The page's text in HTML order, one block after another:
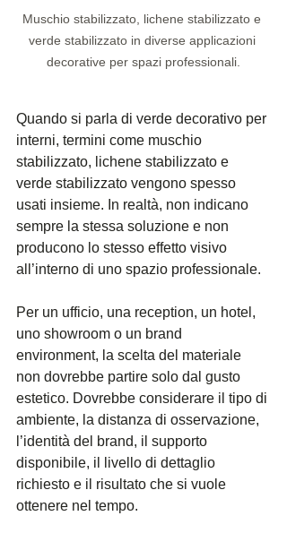
Muschio stabilizzato, lichene stabilizzato e
verde stabilizzato in diverse applicazioni
decorative per spazi professionali.
Quando si parla di verde decorativo per
interni, termini come muschio
stabilizzato, lichene stabilizzato e
verde stabilizzato vengono spesso
usati insieme. In realtà, non indicano
sempre la stessa soluzione e non
producono lo stesso effetto visivo
all’interno di uno spazio professionale.
Per un ufficio, una reception, un hotel,
uno showroom o un brand
environment, la scelta del materiale
non dovrebbe partire solo dal gusto
estetico. Dovrebbe considerare il tipo di
ambiente, la distanza di osservazione,
l’identità del brand, il supporto
disponibile, il livello di dettaglio
richiesto e il risultato che si vuole
ottenere nel tempo.